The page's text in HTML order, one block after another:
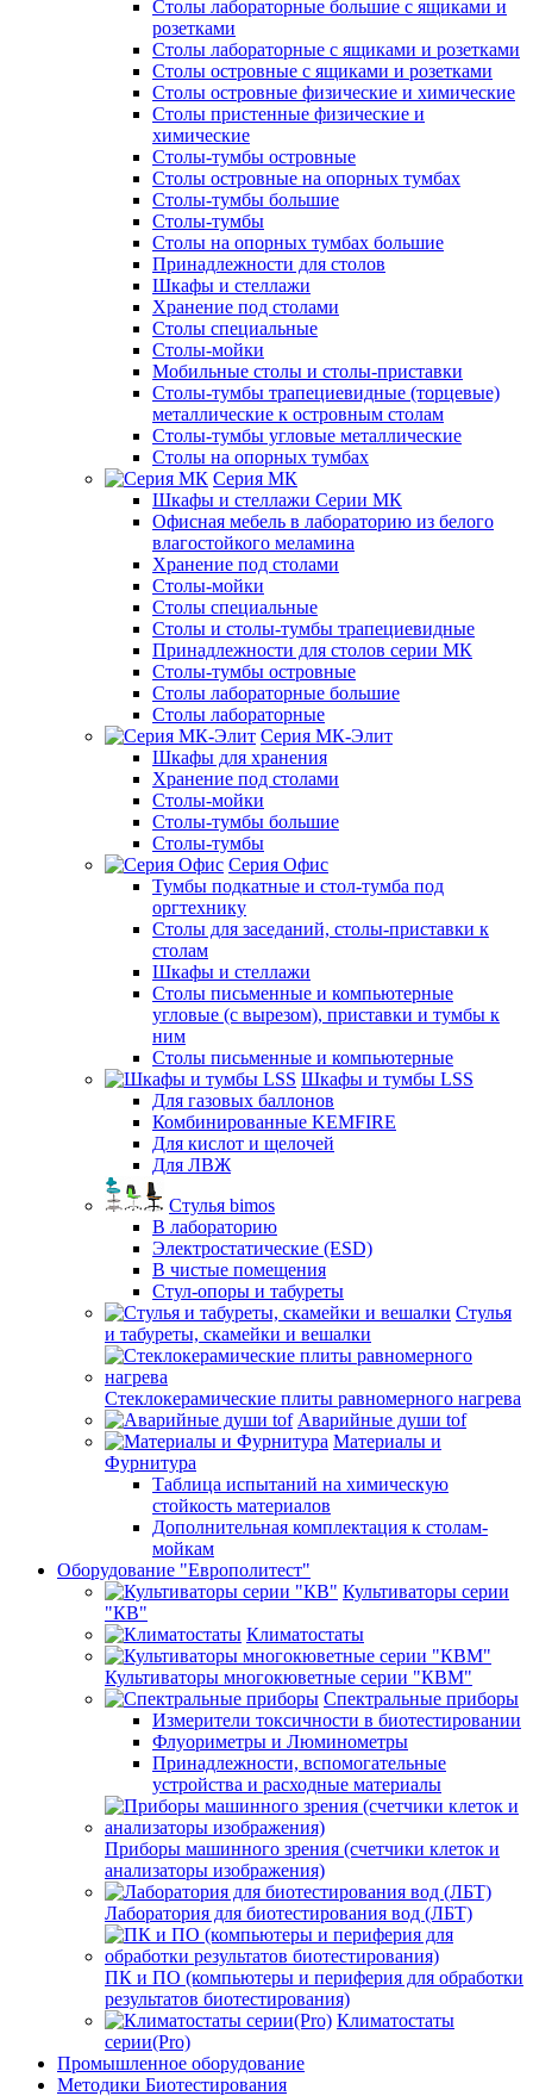
Столы лабораторные большие с ящиками и
розетками
Столы лабораторные с ящиками и розетками
Столы островные с ящиками и розетками
Столы островные физические и химические
Столы пристенные физические и
химические
Столы-тумбы островные
Столы островные на опорных тумбах
Столы-тумбы большие
Столы-тумбы
Столы на опорных тумбах большие
Принадлежности для столов
Шкафы и стеллажи
Хранение под столами
Столы специальные
Столы-мойки
Мобильные столы и столы-приставки
Столы-тумбы трапециевидные (торцевые)
металлические к островным столам
Столы-тумбы угловые металлические
Столы на опорных тумбах
Серия МК
Шкафы и стеллажи Серии МК
Офисная мебель в лабораторию из белого
влагостойкого меламина
Хранение под столами
Столы-мойки
Столы специальные
Столы и столы-тумбы трапециевидные
Принадлежности для столов серии МК
Столы-тумбы островные
Столы лабораторные большие
Столы лабораторные
Серия МК-Элит
Шкафы для хранения
Хранение под столами
Столы-мойки
Столы-тумбы большие
Столы-тумбы
Серия Офис
Тумбы подкатные и стол-тумба под
оргтехнику
Столы для заседаний, столы-приставки к
столам
Шкафы и стеллажи
Столы письменные и компьютерные
угловые (с вырезом), приставки и тумбы к
ним
Столы письменные и компьютерные
Шкафы и тумбы LSS
Для газовых баллонов
Комбинированные KEMFIRE
Для кислот и щелочей
Для ЛВЖ
Стулья bimos
В лабораторию
Электростатические (ESD)
В чистые помещения
Стул-опоры и табуреты
Стулья
и табуреты, скамейки и вешалки
Стеклокерамические плиты равномерного нагрева
Аварийные души tof
Материалы и
Фурнитура
Таблица испытаний на химическую
стойкость материалов
Дополнительная комплектация к столам-
мойкам
Оборудование "Европолитест"
Культиваторы серии
"КВ"
Климатостаты
Культиваторы многокюветные серии "КВМ"
Спектральные приборы
Измерители токсичности в биотестировании
Флуориметры и Люминометры
Принадлежности, вспомогательные
устройства и расходные материалы
Приборы машинного зрения (счетчики клеток и
анализаторы изображения)
Лаборатория для биотестирования вод (ЛБТ)
ПК и ПО (компьютеры и периферия для обработки
результатов биотестирования)
Климатостаты
серии(Pro)
Промышленное оборудование
Методики Биотестирования